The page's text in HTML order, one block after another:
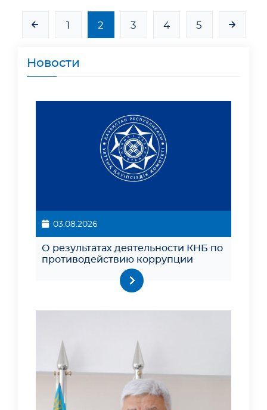
Новости
03.08.2026
О результатах деятельности КНБ по
противодействию коррупции
1 2 3 4 5